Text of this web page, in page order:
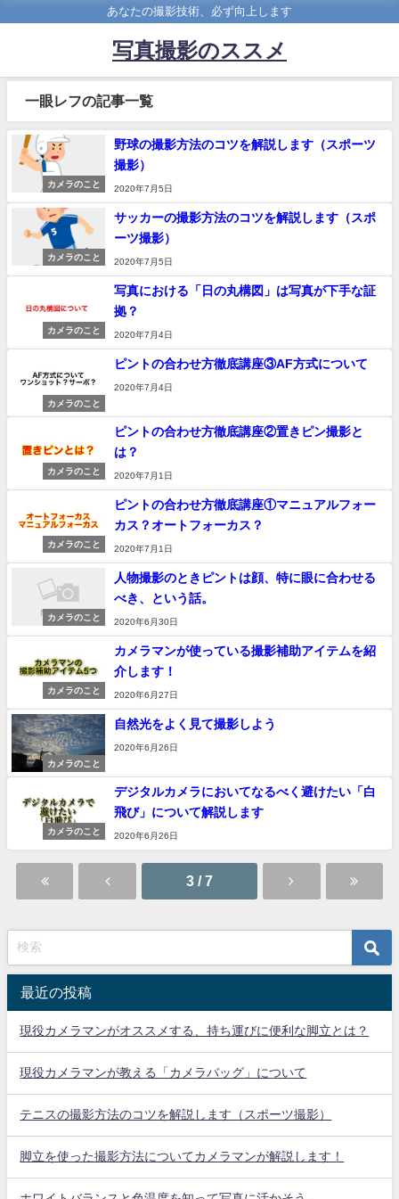
あなたの撮影技術、必ず向上します
写真撮影のススメ
一眼レフの記事一覧
カメラのこと
野球の撮影方法のコツを解説します（スポーツ
撮影）
2020年7月5日
カメラのこと
サッカーの撮影方法のコツを解説します（スポ
ーツ撮影）
2020年7月5日
カメラのこと
写真における「日の丸構図」は写真が下手な証
拠？
2020年7月4日
カメラのこと
ピントの合わせ方徹底講座③AF方式について
2020年7月4日
カメラのこと
ピントの合わせ方徹底講座②置きピン撮影と
は？
2020年7月1日
カメラのこと
ピントの合わせ方徹底講座①マニュアルフォー
カス？オートフォーカス？
2020年7月1日
カメラのこと
人物撮影のときピントは顔、特に眼に合わせる
べき、という話。
2020年6月30日
カメラのこと
カメラマンが使っている撮影補助アイテムを紹
介します！
2020年6月27日
カメラのこと
自然光をよく見て撮影しよう
2020年6月26日
カメラのこと
デジタルカメラにおいてなるべく避けたい「白
飛び」について解説します
2020年6月26日
3 / 7
最近の投稿
現役カメラマンがオススメする、持ち運びに便利な脚立とは？
現役カメラマンが教える「カメラバッグ」について
テニスの撮影方法のコツを解説します（スポーツ撮影）
脚立を使った撮影方法についてカメラマンが解説します！